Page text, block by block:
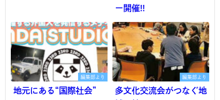
ー開催!!
編集部より
地元にある“国際社会”
編集部より
多文化交流会がつなぐ地